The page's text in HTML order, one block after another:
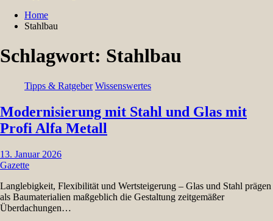
Home
Stahlbau
Schlagwort: Stahlbau
Tipps & Ratgeber Wissenswertes
Modernisierung mit Stahl und Glas mit
Profi Alfa Metall
13. Januar 2026
Gazette
Langlebigkeit, Flexibilität und Wertsteigerung – Glas und Stahl prägen
als Baumaterialien maßgeblich die Gestaltung zeitgemäßer
Überdachungen…